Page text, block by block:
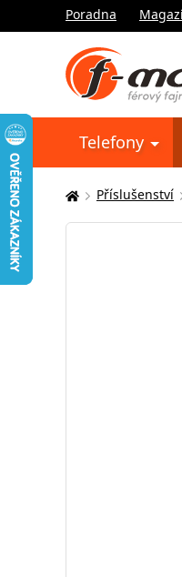
Poradna
Telefony
Zde
se
Příslušenství